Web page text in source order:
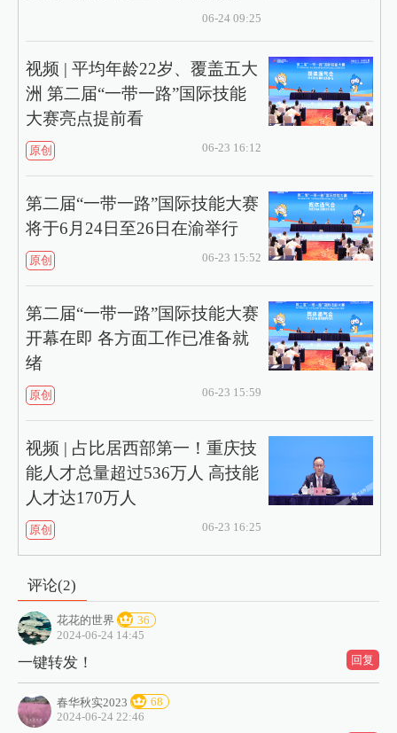
06-24 09:25
视频 | 平均年龄22岁、覆盖五大
洲 第二届“一带一路”国际技能
大赛亮点提前看
原创 06-23 16:12
第二届“一带一路”国际技能大赛
将于6月24日至26日在渝举行
原创 06-23 15:52
第二届“一带一路”国际技能大赛
开幕在即 各方面工作已准备就
绪
原创 06-23 15:59
视频 | 占比居西部第一！重庆技
能人才总量超过536万人 高技能
人才达170万人
原创 06-23 16:25
评论(2)
花花的世界
36
2024-06-24 14:45
一键转发！ 回复
春华秋实2023
68
2024-06-24 22:46